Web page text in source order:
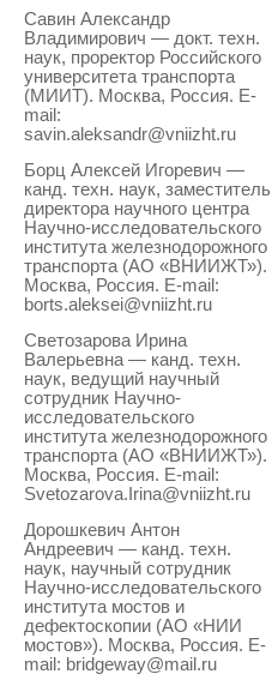
Савин Александр
Владимирович — докт. техн.
наук, проректор Российского
университета транспорта
(МИИТ). Москва, Россия. E-
mail:
savin.aleksandr@vniizht.ru
Борц Алексей Игоревич —
канд. техн. наук, заместитель
директора научного центра
Научно-исследовательского
института железнодорожного
транспорта (АО «ВНИИЖТ»).
Москва, Россия. E-mail:
borts.aleksei@vniizht.ru
Светозарова Ирина
Валерьевна — канд. техн.
наук, ведущий научный
сотрудник Научно-
исследовательского
института железнодорожного
транспорта (АО «ВНИИЖТ»).
Москва, Россия. E-mail:
Svetozarova.Irina@vniizht.ru
Дорошкевич Антон
Андреевич — канд. техн.
наук, научный сотрудник
Научно-исследовательского
института мостов и
дефектоскопии (АО «НИИ
мостов»). Москва, Россия. E-
mail: bridgeway@mail.ru